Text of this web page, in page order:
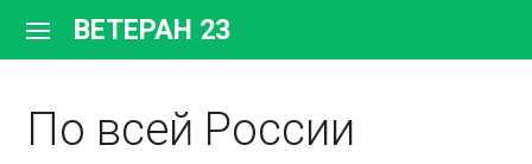
содержимому
ВЕТЕРАН 23
По всей России